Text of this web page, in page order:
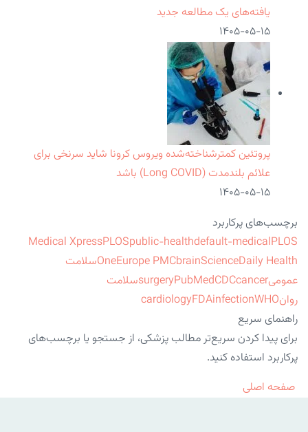
یافته‌های یک مطالعه جدید
۱۴۰۵-۰۵-۱۵
پروتئین کمترشناخته‌شده ویروس کرونا شاید سرنخی برای
علائم بلندمدت (Long COVID) باشد
۱۴۰۵-۰۵-۱۵
برچسب‌های پرکاربرد
Medical XpressPLOSpublic-healthdefault-medicalPLOS
OneEurope PMCbrainScienceDaily Health
سلامت
عمومی
surgeryPubMedCDCcancer
سلامت
روان
cardiologyFDAinfectionWHO
راهنمای سریع
برای پیدا کردن سریع‌تر مطالب پزشکی، از جستجو یا برچسب‌های
پرکاربرد استفاده کنید.
صفحه اصلی